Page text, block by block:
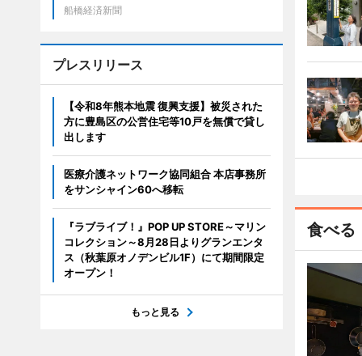
食べる
船橋経済新聞
プレスリリース
【令和8年熊本地震 復興支援】被災された
方に豊島区の公営住宅等10戸を無償で貸し
出します
医療介護ネットワーク協同組合 本店事務所
をサンシャイン60へ移転
『ラブライブ！』POP UP STORE～マリン
コレクション～8月28日よりグランエンタ
ス（秋葉原オノデンビル1F）にて期間限定
オープン！
もっと見る